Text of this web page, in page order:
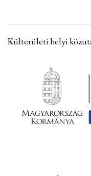
Külterületi helyi